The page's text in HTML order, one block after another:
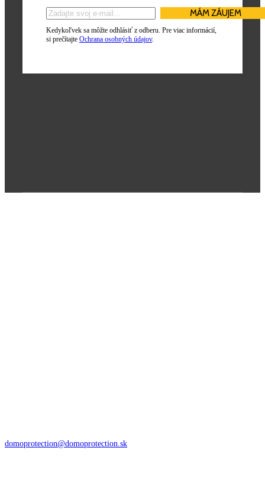
Kedykoľvek sa môžte odhlásiť z odberu. Pre viac informácií,
si prečítajte Ochrana osobných údajov.
domoprotection@domoprotection.sk